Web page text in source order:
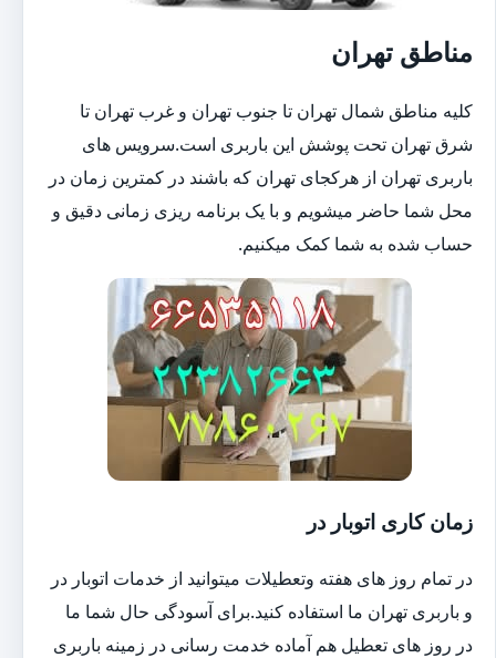
مناطق تهران
کلیه مناطق شمال تهران تا جنوب تهران و غرب تهران تا
شرق تهران تحت پوشش این باربری است.سرویس های
باربری تهران از هرکجای تهران که باشند در کمترین زمان در
محل شما حاضر میشویم و با یک برنامه ریزی زمانی دقیق و
حساب شده به شما کمک میکنیم.
زمان کاری اتوبار در
در تمام روز های هفته وتعطیلات میتوانید از خدمات اتوبار در
و باربری تهران ما استفاده کنید.برای آسودگی حال شما ما
در روز های تعطیل هم آماده خدمت رسانی در زمینه باربری